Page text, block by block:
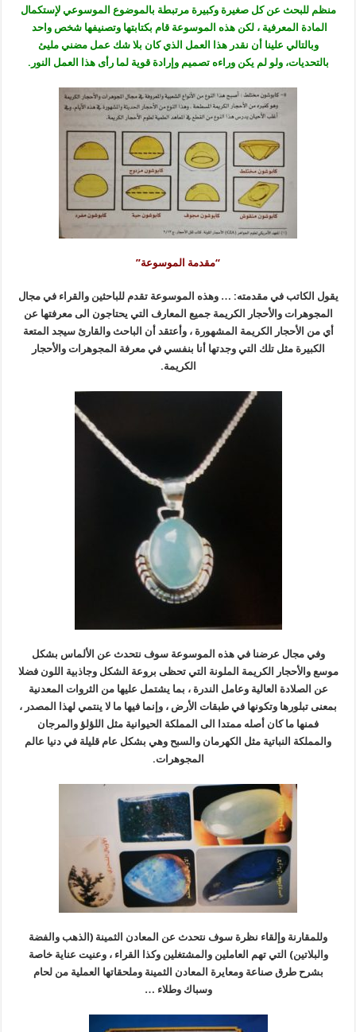
منظم للبحث عن كل صغيرة وكبيرة مرتبطة بالموضوع الموسوعي لإستكمال
المادة المعرفية ، لكن هذه الموسوعة قام بكتابتها وتصنيفها شخص واحد
وبالتالي علينا أن نقدر هذا العمل الذي كان بلا شك عمل مضني مليئ
بالتحديات، ولو لم يكن وراءه تصميم وإرادة قوية لما رأى هذا العمل النور.
“مقدمة الموسوعة”
يقول الكاتب في مقدمته: … وهذه الموسوعة تقدم للباحثين والقراء في مجال
المجوهرات والأحجار الكريمة جميع المعارف التي يحتاجون الى معرفتها عن
أي من الأحجار الكريمة المشهورة ، وأعتقد أن الباحث والقارئ سيجد المتعة
الكبيرة مثل تلك التي وجدتها أنا بنفسي في معرفة المجوهرات والأحجار
الكريمة.
وفي مجال عرضنا في هذه الموسوعة سوف نتحدث عن الألماس بشكل
موسع والأحجار الكريمة الملونة التي تحظى بروعة الشكل وجاذبية اللون فضلا
عن الصلادة العالية وعامل الندرة ، بما يشتمل عليها من الثروات المعدنية
بمعنى تبلورها وتكونها في طبقات الأرض ، وإنما فيها ما لا ينتمي لهذا المصدر ،
فمنها ما كان أصله ممتدا الى المملكة الحيوانية مثل اللؤلؤ والمرجان
والمملكة النباتية مثل الكهرمان والسبح وهي بشكل عام قليلة في دنيا عالم
المجوهرات.
وللمقارنة وإلقاء نظرة سوف نتحدث عن المعادن الثمينة (الذهب والفضة
والبلاتين) التي تهم العاملين والمشتغلين وكذا القراء ، وعنيت عناية خاصة
بشرح طرق صناعة ومعايرة المعادن الثمينة وملحقاتها العملية من لحام
وسباك وطلاء …